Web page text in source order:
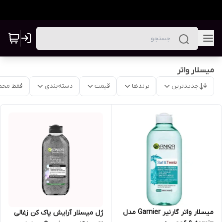
میسلار واتر
جدیدترین برندها قیمت دسته‌بندی فقط
میسلار واتر گارنیر Garnier مدل
ژل میسلار آرایش پاک کن زغالی